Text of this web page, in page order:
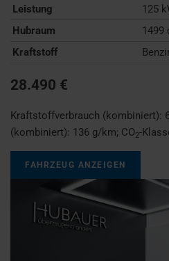
Leistung
125
Hubraum
1499
Kraftstoff
28.490 €
Kraftstoffverbrauch (kombiniert):
(kombiniert): 136 g/km; CO2-
FAHRZEUG ANZEIGEN